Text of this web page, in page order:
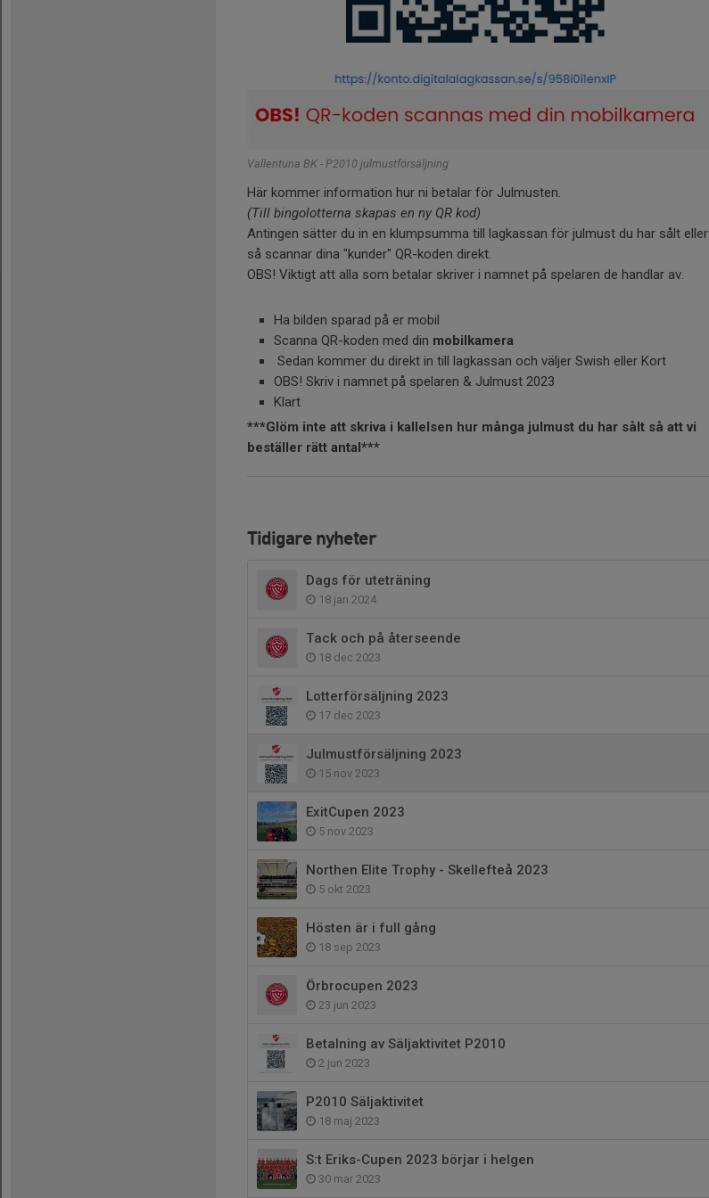
Vallentuna BK - P2010 julmustförsäljning
Här kommer information hur ni betalar för Julmusten.
(Till bingolotterna skapas en ny QR kod)
Antingen sätter du in en klumpsumma till lagkassan för julmust du har sålt eller
så scannar dina "kunder" QR-koden direkt.
OBS! Viktigt att alla som betalar skriver i namnet på spelaren de handlar av.
Ha bilden sparad på er mobil
Scanna QR-koden med din mobilkamera
Sedan kommer du direkt in till lagkassan och väljer Swish eller Kort
OBS! Skriv i namnet på spelaren & Julmust 2023
Klart
***Glöm inte att skriva i kallelsen hur många julmust du har sålt så att vi
beställer rätt antal***
Tidigare nyheter
Dags för uteträning
18 jan 2024
Tack och på återseende
18 dec 2023
Lotterförsäljning 2023
17 dec 2023
Julmustförsäljning 2023
15 nov 2023
ExitCupen 2023
5 nov 2023
Northen Elite Trophy - Skellefteå 2023
5 okt 2023
Hösten är i full gång
18 sep 2023
Örbrocupen 2023
23 jun 2023
Betalning av Säljaktivitet P2010
2 jun 2023
P2010 Säljaktivitet
18 maj 2023
S:t Eriks-Cupen 2023 börjar i helgen
30 mar 2023